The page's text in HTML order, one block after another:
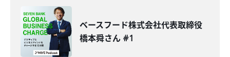
ベースフード株式会社代表取締役
橋本舜さん #1